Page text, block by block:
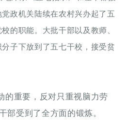
政机关陆续在农村兴办起了五
的职能。大批干部以及教师、
子下放到了五七干校，接受贫
的重要，反对只重视脑力劳
部受到了全方面的锻炼。